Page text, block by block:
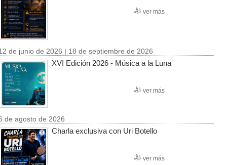
ver más
de junio de 2026 | 18 de septiembre de 2026
XVI Edición 2026 - Música a la Luna
ver más
de agosto de 2026
Charla exclusiva con Uri Botello
ver más